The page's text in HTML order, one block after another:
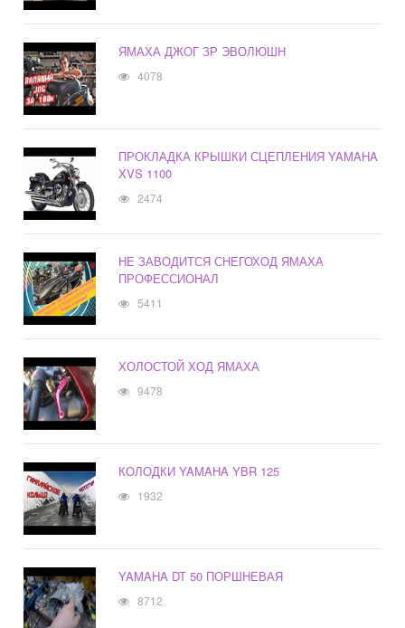
ЯМАХА ДЖОГ ЗР ЭВОЛЮШН
4078
ПРОКЛАДКА КРЫШКИ СЦЕПЛЕНИЯ YAMAHA
XVS 1100
2474
НЕ ЗАВОДИТСЯ СНЕГОХОД ЯМАХА
ПРОФЕССИОНАЛ
5411
ХОЛОСТОЙ ХОД ЯМАХА
9478
КОЛОДКИ YAMAHA YBR 125
1932
YAMAHA DT 50 ПОРШНЕВАЯ
8712